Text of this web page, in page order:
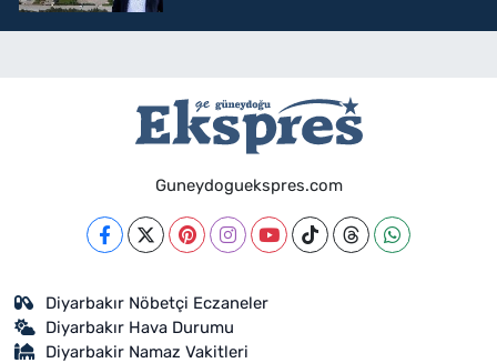
Guneydoguekspres.com
Diyarbakır Nöbetçi Eczaneler
Diyarbakır Hava Durumu
Diyarbakir Namaz Vakitleri